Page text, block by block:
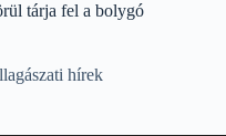
tárja fel a bolygó
hírek